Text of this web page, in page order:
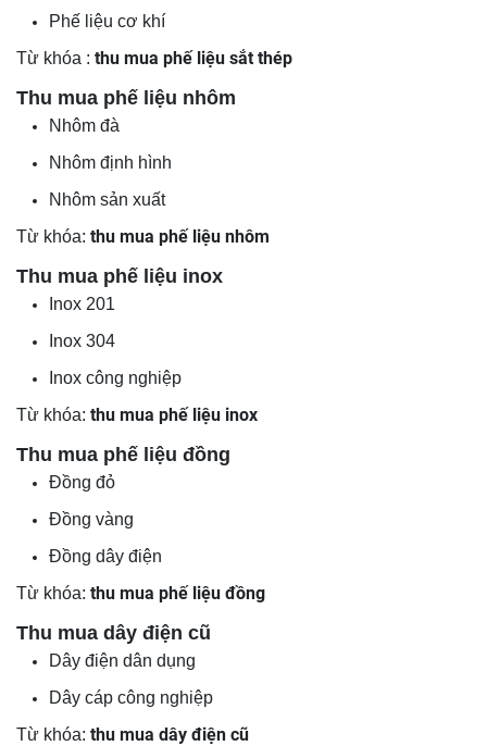
Phế liệu cơ khí
Từ khóa : thu mua phế liệu sắt thép
Thu mua phế liệu nhôm
Nhôm đà
Nhôm định hình
Nhôm sản xuất
Từ khóa: thu mua phế liệu nhôm
Thu mua phế liệu inox
Inox 201
Inox 304
Inox công nghiệp
Từ khóa: thu mua phế liệu inox
Thu mua phế liệu đồng
Đồng đỏ
Đồng vàng
Đồng dây điện
Từ khóa: thu mua phế liệu đồng
Thu mua dây điện cũ
Dây điện dân dụng
Dây cáp công nghiệp
Từ khóa: thu mua dây điện cũ